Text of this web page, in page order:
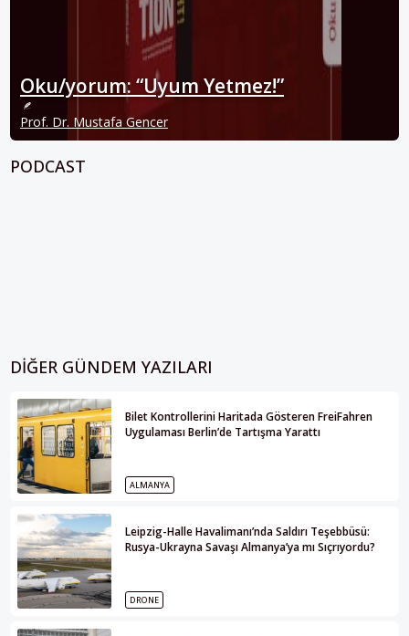
Oku/yorum: “Uyum Yetmez!”
Prof. Dr. Mustafa Gencer
PODCAST
DIĞER GÜNDEM YAZILARI
Bilet Kontrollerini Haritada Gösteren FreiFahren
Uygulaması Berlin’de Tartışma Yarattı
ALMANYA
Leipzig-Halle Havalimanı’nda Saldırı Teşebbüsü:
Rusya-Ukrayna Savaşı Almanya’ya mı Sıçrıyordu?
DRONE